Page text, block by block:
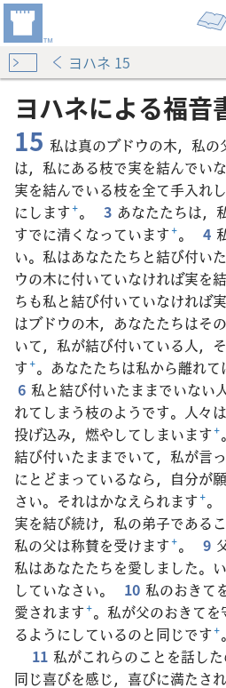
ヨハネ 15
ヨハネ​に​よる​福音​
15 私は真のブドウの木，私の
は，私にある枝で実を結んでい
実を結んでいる枝を全て手入れ
にします+。 3 あなたたちは，
すでに清くなっています+。 4
い。私はあなたたちと結び付い
ウの木に付いていなければ実を
ちも私と結び付いていなければ
はブドウの木，あなたたちはそ
いて，私が結び付いている人，
す+。あなたたちは私から離れて
6 私と結び付いたままでいない
れてしまう枝のようです。人々
投げ込み，燃やしてしまいます+
結び付いたままでいて，私が言
にとどまっているなら，自分が
さい。それはかなえられます+。
実を結び続け，私の弟子である
私の父は称賛を受けます+。 9
私はあなたたちを愛しました。
していなさい。
10 私のおきて
愛されます+。私が父のおきて
るようにしているのと同じです+。
11 私がこれらのことを話し
同じ喜びを感じ，喜びに満たさ